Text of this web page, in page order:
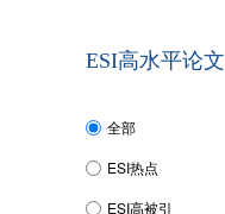
ESI高水平论文
全部
ESI热点
ESI高被引